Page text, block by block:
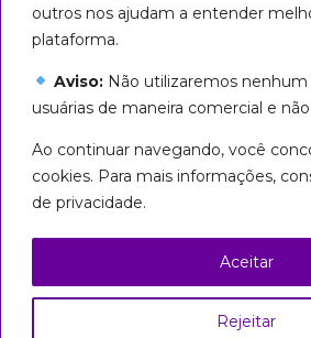
outros nos ajudam a entender
plataforma.
Aviso:Não utilizaremos nenhum
usuárias de maneira comercial e
Ao continuar navegando, você
cookies. Para mais informações,
de privacidade.
Rejeitar
Aceitar
Seguiremos em marcha até que
todas sejamos livres!
Creative Commons
Atribuição – Uso Não
Mesmos Termos 3.0 Brasil